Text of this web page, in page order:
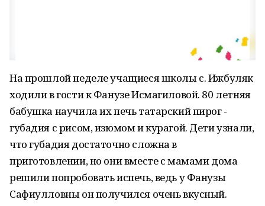
На прошлой неделе учащиеся школы с. Ижбуляк
ходили в гости к Фанузе Исмагиловой. 80 летняя
бабушка научила их печь татарский пирог -
губадия с рисом, изюмом и курагой. Дети узнали,
что губадия достаточно сложна в
приготовлении, но они вместе с мамами дома
решили попробовать испечь, ведь у Фанузы
Сафиулловны он получился очень вкусный.